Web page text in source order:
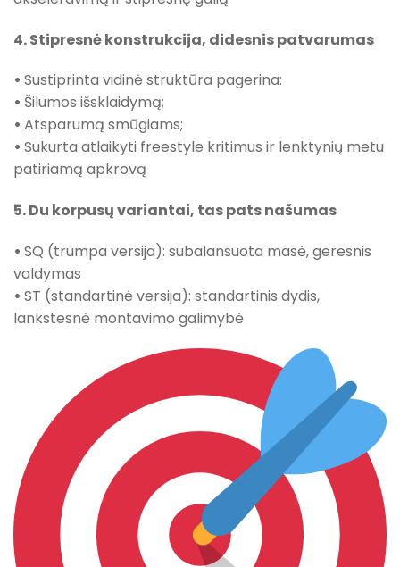
4. Stipresnė konstrukcija, didesnis patvarumas
• Sustiprinta vidinė struktūra pagerina:
• Šilumos išsklaidymą;
• Atsparumą smūgiams;
• Sukurta atlaikyti freestyle kritimus ir lenktynių metu
patiriamą apkrovą
5. Du korpusų variantai, tas pats našumas
• SQ (trumpa versija): subalansuota masė, geresnis
valdymas
• ST (standartinė versija): standartinis dydis,
lankstesnė montavimo galimybė